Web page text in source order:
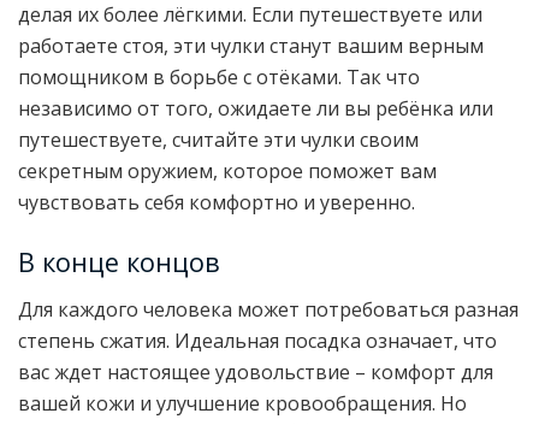
делая их более лёгкими. Если путешествуете или
работаете стоя, эти чулки станут вашим верным
помощником в борьбе с отёками. Так что
независимо от того, ожидаете ли вы ребёнка или
путешествуете, считайте эти чулки своим
секретным оружием, которое поможет вам
чувствовать себя комфортно и уверенно.
В конце концов
Для каждого человека может потребоваться разная
степень сжатия. Идеальная посадка означает, что
вас ждет настоящее удовольствие – комфорт для
вашей кожи и улучшение кровообращения. Но